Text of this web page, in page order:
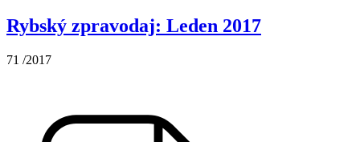
Rybský zpravodaj: Leden 2017
71 /2017